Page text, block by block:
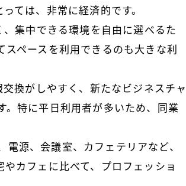
ては、非常に経済的です。
集中できる環境を自由に選べるた
ペースを利用できるのも大きな利
換がしやすく、新たなビジネスチャ
。特に平日利用者が多いため、同業
源、会議室、カフェテリアなど、
カフェに比べて、プロフェッショ